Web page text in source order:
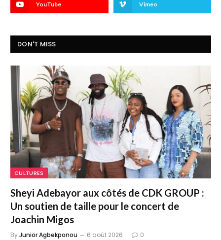
YouTube Vimeo
DON'T MISS
CULTURES
Sheyi Adebayor aux côtés de CDK GROUP :
Un soutien de taille pour le concert de
Joachin Migos
ByJunior Agbekponou 6 août 2026 0